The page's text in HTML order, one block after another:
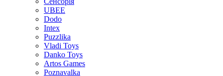
UBEE
Dodo
Intex
Puzzlika
Vladi Toys
Danko Toys
Artos Games
Poznavalka